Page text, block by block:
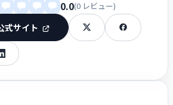
0.0(0 レビュー)
式サイト